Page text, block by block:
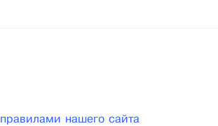
правилами нашего сайта